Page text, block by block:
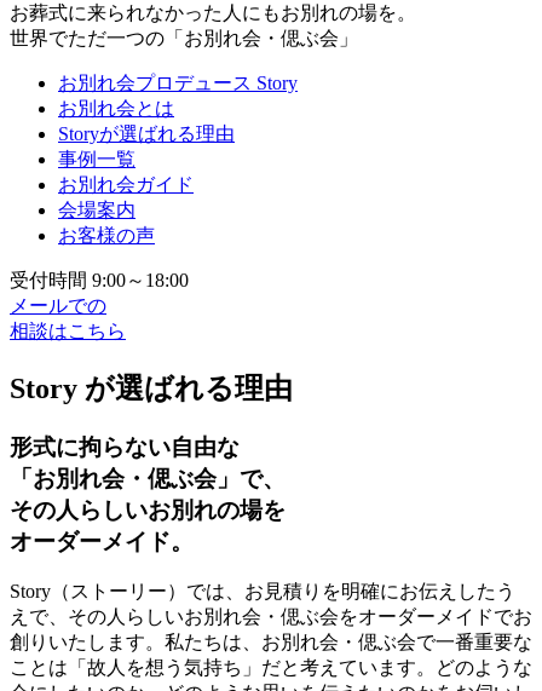
お葬式に来られなかった人にもお別れの場を。
世界でただ一つの「お別れ会・偲ぶ会」
お別れ会プロデュース Story
お別れ会とは
Storyが選ばれる理由
事例一覧
お別れ会ガイド
会場案内
お客様の声
受付時間 9:00～18:00
メールでの
相談はこちら
Story が選ばれる理由
形式に拘らない自由な
「お別れ会・偲ぶ会」で、
その人らしいお別れの場を
オーダーメイド。
Story（ストーリー）では、お見積りを明確にお伝えしたう
えで、その人らしいお別れ会・偲ぶ会をオーダーメイドでお
創りいたします。私たちは、お別れ会・偲ぶ会で一番重要な
ことは「故人を想う気持ち」だと考えています。どのような